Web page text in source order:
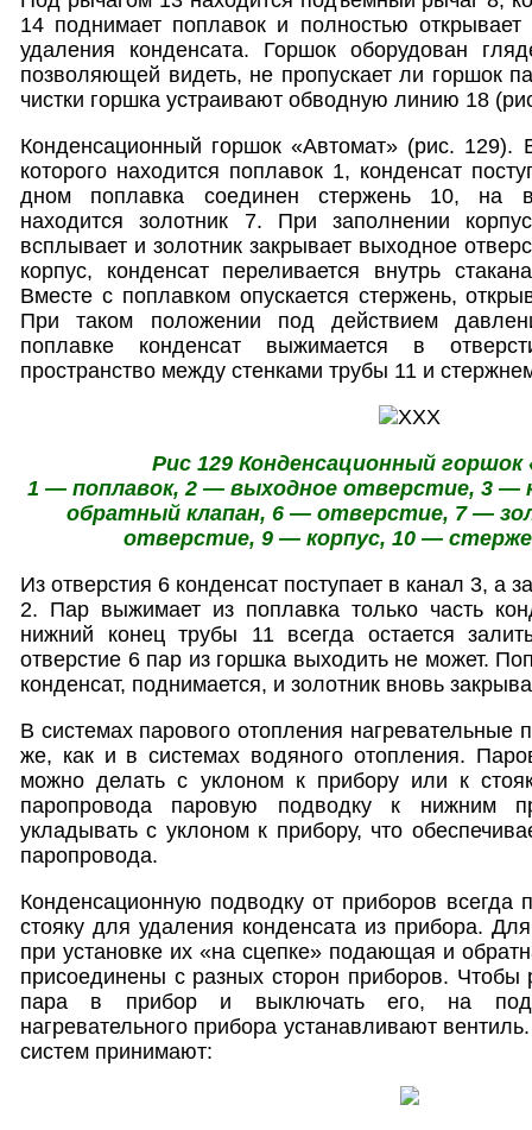
14 поднимает поплавок и полностью открывает
удаления конденсата. Горшок оборудован
позволяющей видеть, не пропускает ли горшок
чистки горшка устраивают обводную линию 18
Конденсационный горшок «Автомат» (рис. 129).
которого находится поплавок 1, конденсат
дном поплавка соединен стержень 10, на
находится золотник 7. При заполнении
всплывает и золотник закрывает выходное
корпус, конденсат переливается внутрь
Вместе с поплавком опускается стержень,
При таком положении под действием
поплавке конденсат выжимается в
пространство между стенками трубы 11 и
Рис 129 Конденсационный
1 — поплавок, 2 — выходное отверстие, 3 —
обратный клапан, 6 — отверстие, 7 —
отверстие, 9 — корпус, 10 —
Из отверстия 6 конденсат поступает в канал 3, а
2. Пар выжимает из поплавка только часть
нижний конец трубы 11 всегда остается
отверстие 6 пар из горшка выходить не может.
конденсат, поднимается, и золотник вновь
В системах парового отопления нагревательные
же, как и в системах водяного отопления.
можно делать с уклоном к прибору или к
паропровода паровую подводку к нижним
укладывать с уклоном к прибору, что
паропровода.
Конденсационную подводку от приборов всегда
стояку для удаления конденсата из прибора.
при установке их «на сцепке» подающая и
присоединены с разных сторон приборов. Чтобы
пара в прибор и выключать его, на
нагревательного прибора устанавливают
систем принимают: